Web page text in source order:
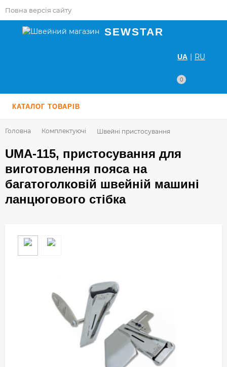
Повна версія сайту
UA | RU
0
SEWSTAR
КАТАЛОГ ТОВАРІВ
Головна Комплектуючі Швейні пристосування
UMA-115, пристосування для
виготовлення пояса на
багатоголковій швейній машині
ланцюгового стібка